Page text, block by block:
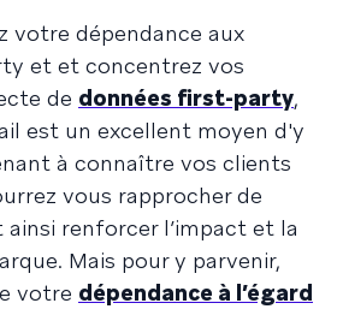
votre dépendance aux
et et concentrez vos
de données first-party,
est un excellent moyen d'y
à connaître vos clients
vous rapprocher de
renforcer l’impact et la
Mais pour y parvenir,
votre dépendance à l’égard